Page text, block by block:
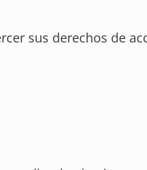
sus derechos de